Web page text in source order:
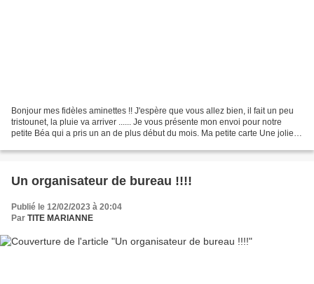
Bonjour mes fidèles aminettes !! J'espère que vous allez bien, il fait un peu
tristounet, la pluie va arriver ...... Je vous présente mon envoi pour notre
petite Béa qui a pris un an de plus début du mois. Ma petite carte Une jolie
Un organisateur de bureau !!!!
Publié le 12/02/2023 à 20:04
Par TITE MARIANNE